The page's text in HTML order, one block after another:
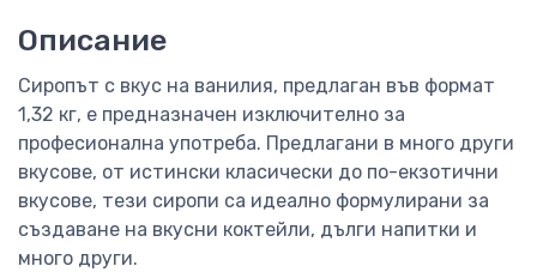
Описание
Сиропът с вкус на ванилия, предлаган във формат
1,32 кг, е предназначен изключително за
професионална употреба. Предлагани в много други
вкусове, от истински класически до по-екзотични
вкусове, тези сиропи са идеално формулирани за
създаване на вкусни коктейли, дълги напитки и
много други.